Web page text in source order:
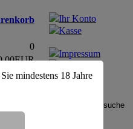
0
Ihr Konto
Kasse
Impressum
mindestens 18 Jahre